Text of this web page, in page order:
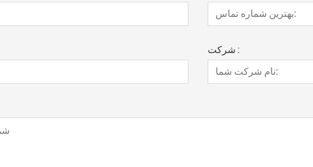
شرکت :